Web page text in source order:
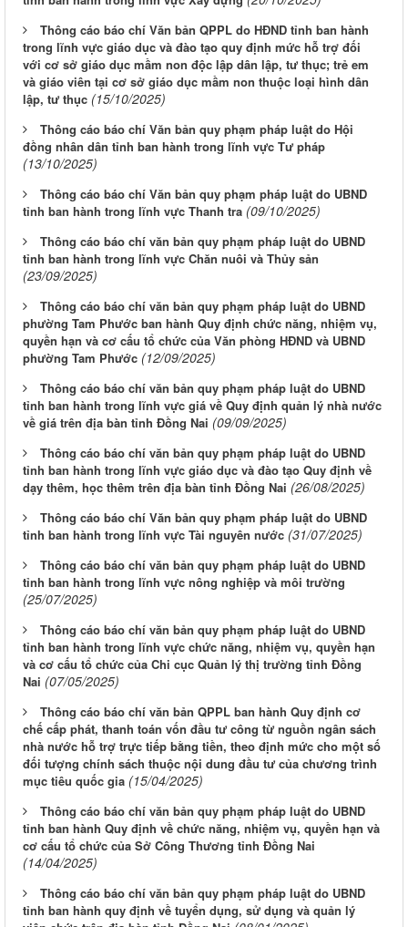
Thông cáo báo chí Văn bản QPPL do HĐND tỉnh ban hành
trong lĩnh vực giáo dục và đào tạo quy định mức hỗ trợ đối
với cơ sở giáo dục mầm non độc lập dân lập, tư thục; trẻ em
và giáo viên tại cơ sở giáo dục mầm non thuộc loại hình dân
lập, tư thục (15/10/2025)
Thông cáo báo chí Văn bản quy phạm pháp luật do Hội
đồng nhân dân tỉnh ban hành trong lĩnh vực Tư pháp
(13/10/2025)
Thông cáo báo chí Văn bản quy phạm pháp luật do UBND
tỉnh ban hành trong lĩnh vực Thanh tra (09/10/2025)
Thông cáo báo chí văn bản quy phạm pháp luật do UBND
tỉnh ban hành trong lĩnh vực Chăn nuôi và Thủy sản
(23/09/2025)
Thông cáo báo chí văn bản quy phạm pháp luật do UBND
phường Tam Phước ban hành Quy định chức năng, nhiệm vụ,
quyền hạn và cơ cấu tổ chức của Văn phòng HĐND và UBND
phường Tam Phước (12/09/2025)
Thông cáo báo chí văn bản quy phạm pháp luật do UBND
tỉnh ban hành trong lĩnh vực giá về Quy định quản lý nhà nước
về giá trên địa bàn tỉnh Đồng Nai (09/09/2025)
Thông cáo báo chí văn bản quy phạm pháp luật do UBND
tỉnh ban hành trong lĩnh vực giáo dục và đào tạo Quy định về
dạy thêm, học thêm trên địa bàn tỉnh Đồng Nai (26/08/2025)
Thông cáo báo chí Văn bản quy phạm pháp luật do UBND
tỉnh ban hành trong lĩnh vực Tài nguyên nước (31/07/2025)
Thông cáo báo chí văn bản quy phạm pháp luật do UBND
tỉnh ban hành trong lĩnh vực nông nghiệp và môi trường
(25/07/2025)
Thông cáo báo chí văn bản quy phạm pháp luật do UBND
tỉnh ban hành trong lĩnh vực chức năng, nhiệm vụ, quyền hạn
và cơ cấu tổ chức của Chi cục Quản lý thị trường tỉnh Đồng
Nai (07/05/2025)
Thông cáo báo chí văn bản QPPL ban hành Quy định cơ
chế cấp phát, thanh toán vốn đầu tư công từ nguồn ngân sách
nhà nước hỗ trợ trực tiếp bằng tiền, theo định mức cho một số
đối tượng chính sách thuộc nội dung đầu tư của chương trình
mục tiêu quốc gia (15/04/2025)
Thông cáo báo chí văn bản quy phạm pháp luật do UBND
tỉnh ban hành Quy định về chức năng, nhiệm vụ, quyền hạn và
cơ cấu tổ chức của Sở Công Thương tỉnh Đồng Nai
(14/04/2025)
Thông cáo báo chí văn bản quy phạm pháp luật do UBND
tỉnh ban hành quy định về tuyển dụng, sử dụng và quản lý